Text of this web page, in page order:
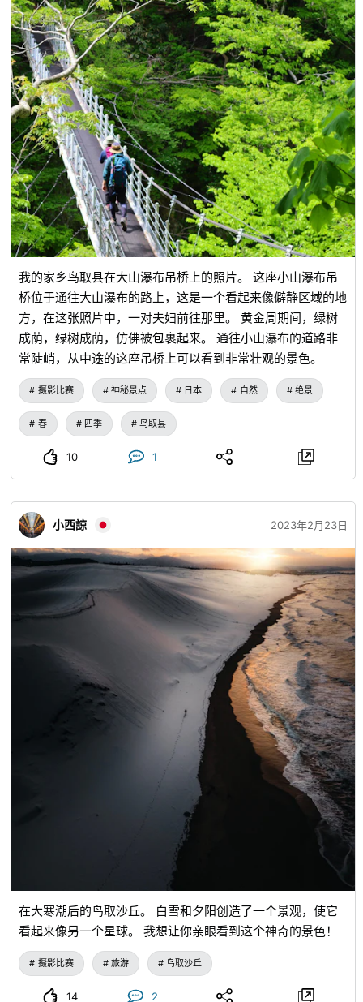
我的家乡鸟取县在大山瀑布吊桥上的照片。 这座小山瀑布吊
桥位于通往大山瀑布的路上，这是一个看起来像僻静区域的地
方，在这张照片中，一对夫妇前往那里。 黄金周期间，绿树
成荫，绿树成荫，仿佛被包裹起来。 通往小山瀑布的道路非
常陡峭，从中途的这座吊桥上可以看到非常壮观的景色。
摄影比赛 神秘景点 日本 自然 绝景
春 四季 鸟取县
10 1
小西諒 2023年2月23日
在大寒潮后的鸟取沙丘。 白雪和夕阳创造了一个景观，使它
看起来像另一个星球。 我想让你亲眼看到这个神奇的景色！
摄影比赛 旅游 鸟取沙丘
14 2